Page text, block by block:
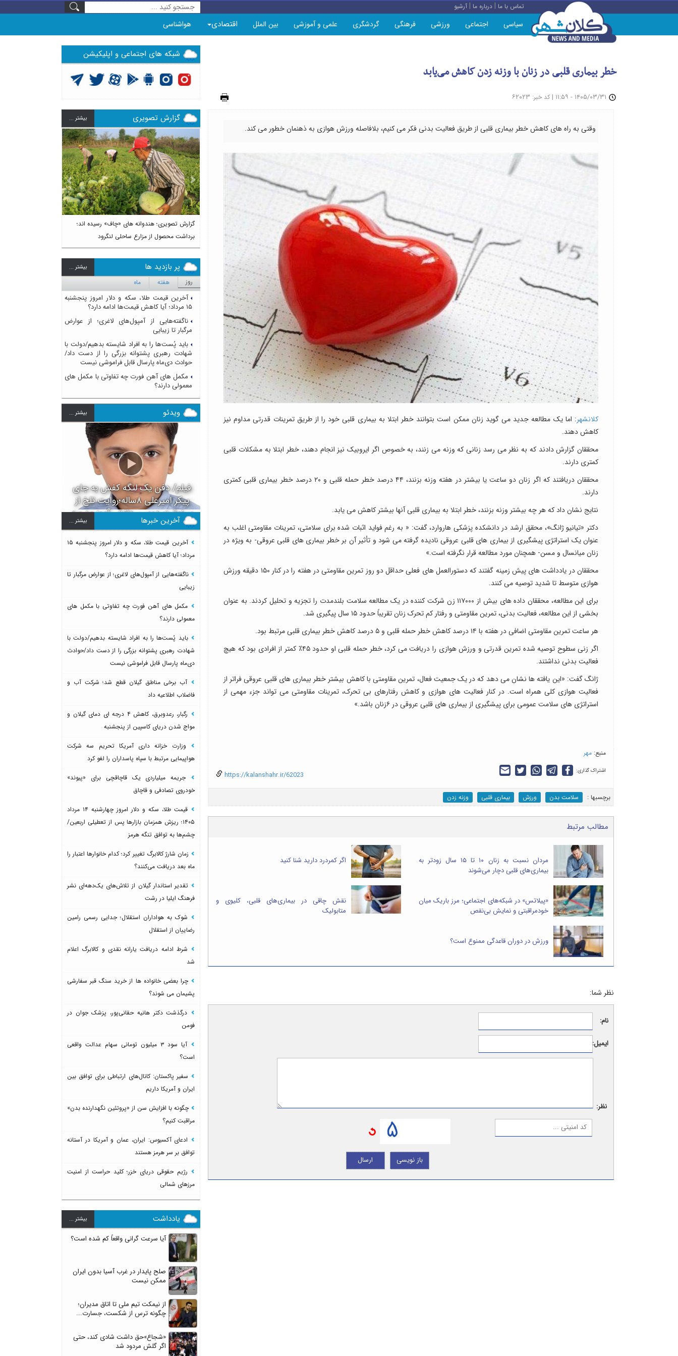
تماس با ما |درباره ما |آرشیو
سیاسی اجتماعی ورزشی فرهنگی گردشگری علمی و آموزشی بین الملل اقتصادی هواشناسی
خطر بیماری قلبی در زنان با وزنه زدن کاهش می‌یابد
| کد خبر: ۶۲۰۲۳
وقتی به راه های کاهش خطر بیماری قلبی از طریق فعالیت بدنی فکر می کنیم، بلافاصله ورزش هوازی به ذهنمان خطور می کند.
کلانشهر: اما یک مطالعه جدید می گوید زنان ممکن است بتوانند خطر ابتلا به بیماری قلبی خود را از طریق تمرینات قدرتی مداوم نیز
کاهش دهند.
محققان گزارش دادند که به نظر می رسد زنانی که وزنه می زنند، به خصوص اگر ایروبیک نیز انجام دهند، خطر ابتلا به مشکلات قلبی
کمتری دارند.
محققان دریافتند که اگر زنان دو ساعت یا بیشتر در هفته وزنه بزنند، ۴۴ درصد خطر حمله قلبی و ۲۰ درصد خطر بیماری قلبی کمتری
دارند.
نتایج نشان داد که هر چه بیشتر وزنه بزنند، خطر ابتلا به بیماری قلبی آنها بیشتر کاهش می یابد.
دکتر «تیانیو ژانگ»، محقق ارشد در دانشکده پزشکی هاروارد، گفت: « به رغم فواید اثبات شده برای سلامتی، تمرینات مقاومتی اغلب به
عنوان یک استراتژی پیشگیری از بیماری های قلبی عروقی نادیده گرفته می شود و تأثیر آن بر خطر بیماری های قلبی عروقی- به ویژه در
زنان میانسال و مسن- همچنان مورد مطالعه قرار نگرفته است.»
محققان در یادداشت های پیش زمینه گفتند که دستورالعمل های فعلی حداقل دو روز تمرین مقاومتی در هفته را در کنار ۱۵۰ دقیقه ورزش
هوازی متوسط تا شدید توصیه می کنند.
برای این مطالعه، محققان داده های بیش از ۱۱۷۰۰۰ زن شرکت کننده در یک مطالعه سلامت بلندمدت را تجزیه و تحلیل کردند. به عنوان
بخشی از این مطالعه، فعالیت بدنی، تمرین مقاومتی و رفتار کم تحرک زنان تقریباً حدود ۱۵ سال پیگیری شد.
هر ساعت تمرین مقاومتی اضافی در هفته با ۱۴ درصد کاهش خطر حمله قلبی و ۵ درصد کاهش خطر بیماری قلبی مرتبط بود.
اگر زنی سطوح توصیه شده تمرین قدرتی و ورزش هوازی را دریافت می کرد، خطر حمله قلبی او حدود ۴۵٪ کمتر از افرادی بود که هیچ
فعالیت بدنی نداشتند.
ژانگ گفت: «این یافته ها نشان می دهد که در یک جمعیت فعال، تمرین مقاومتی با کاهش بیشتر خطر بیماری های قلبی عروقی فراتر از
فعالیت هوازی کلی همراه است. در کنار فعالیت های هوازی و کاهش رفتارهای بی تحرک، تمرینات مقاومتی می تواند جزء مهمی از
استراتژی های سلامت عمومی برای پیشگیری از بیماری های قلبی عروقی در ۶زنان باشد.»
منبع: مهر
https://kalanshahr.ir/62023 اشتراک گذاری:
برچسب‎ها : سلامت بدن ورزش بیماری قلبی وزنه زدن
مطالب مرتبط
مردان نسبت به زنان ۱۰ تا ۱۵ سال زودتر به
بیماری‌های قلبی دچار می‌شوند
اگر کمردرد دارید شنا کنید
«پیلاتس» در شبکه‌های اجتماعی؛ مرز باریک میان
خودمراقبتی و نمایش بی‌نقص
نقش چاقی در بیماری‌های قلبی، کلیوی و
متابولیک
ورزش در دوران قاعدگی ممنوع است؟
نظر شما:
نام:
ایمیل:
نظر:
ارسال باز نویسی
شبکه های اجتماعی و اپلیکیشن
گزارش تصویری بيشتر ...
گزارش تصویری؛ هندوانه های «چاف» رسیده اند؛
برداشت محصول از مزارع ساحلی لنگرود
Previous Next
پر بازدید ها بيشتر ...
روز هفته ماه
آخرین قیمت طلا، سکه و دلار امروز پنجشنبه
۱۵ مرداد؛ آیا کاهش قیمت‌ها ادامه دارد؟
ناگفته‌هایی از آمپول‌های لاغری؛ از عوارض
مرگبار تا زیبایی
باید پُست‌ها را به افراد شایسته بدهیم/دولت با
شهادت رهبری پشتوانه بزرگی را از دست داد/
حوادث دی‌ماه پارسال قابل فراموشی نیست
مکمل های آهن فورت چه تفاوتی با مکمل های
معمولی دارند؟
ویدئو بيشتر ...
فیلم/ دفن یک لنگه کفش به جای
پیکر امیرعلی ۸ساله؛روایت تلخ از
سرنوشت دومین دانش آموز مدرسه
میناب بعد از ماکان
آخرین خبرها بيشتر ...
آخرین قیمت طلا، سکه و دلار امروز پنجشنبه ۱۵
مرداد؛ آیا کاهش قیمت‌ها ادامه دارد؟
ناگفته‌هایی از آمپول‌های لاغری؛ از عوارض مرگبار تا
زیبایی
مکمل های آهن فورت چه تفاوتی با مکمل های
معمولی دارند؟
باید پُست‌ها را به افراد شایسته بدهیم/دولت با
شهادت رهبری پشتوانه بزرگی را از دست داد/حوادث
دی‌ماه پارسال قابل فراموشی نیست
آب برخی مناطق گیلان قطع شد؛ شرکت آب و
فاضلاب اطلاعیه داد
رگبار، رعدوبرق، کاهش ۴ درجه ای دمای گیلان و
مواج شدن دریای کاسپین از پنجشنبه
وزارت خزانه داری آمریکا تحریم سه شرکت
هواپیمایی مرتبط با سپاه پاسداران را لغو کرد
جریمه میلیاردی یک قاچاقچی برای «پیوند»
خودروی تصادفی و قاچاق
قیمت طلا، سکه و دلار امروز چهارشنبه ۱۴ مرداد
۱۴۰۵؛ ریزش همزمان بازارها پس از تعطیلی اربعین/
چشم‌ها به توافق تنگه هرمز
زمان شارژ کالابرگ تغییر کرد؛ کدام خانوارها اعتبار را
ماه بعد دریافت می‌کنند؟
تقدیر استاندار گیلان از تلاش‌های یک‌دهه‌ای نشر
فرهنگ ایلیا در رشت
شوک به هواداران استقلال؛ جدایی رسمی رامین
رضاییان از استقلال
شرط ادامه دریافت یارانه نقدی و کالابرگ اعلام
شد
چرا بعضی خانواده ها از خرید سنگ قبر سفارشی
پشیمان می شوند؟
درگذشت دکتر هانیه حقانی‌پور، پزشک جوان در
فومن
آیا سود ۳ میلیون تومانی سهام عدالت واقعی
است؟
سفیر پاکستان: کانال‌های ارتباطی برای توافق بین
ایران و آمریکا داریم
چگونه با افزایش سن از «پروتئین نگهدارنده بدن»
مراقبت کنیم؟
ادعای آکسیوس: ایران، عمان و آمریکا در آستانه
توافق بر سر هرمز هستند
رژیم حقوقی دریای خزر؛ کلید حراست از امنیت
مرزهای شمالی
یادداشت بيشتر ...
آیا سرعت گرانی واقعاً کم شده است؟
صلح پایدار در غرب آسیا بدون ایران
ممکن نیست
از نیمکت تیم ملی تا اتاق مدیران؛
چگونه ترس از شکست، جسارت...
«شجاع»حق داشت شادی کند، حتی
اگر گلش مردود شد